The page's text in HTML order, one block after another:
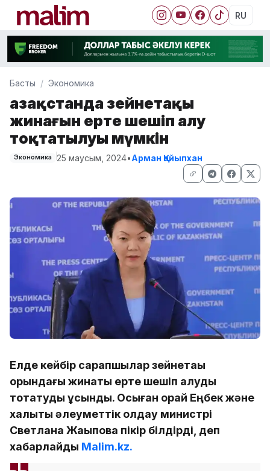
RU
Басты Экономика
Қазақстанда зейнетақы
жинағын ерте шешіп алу
тоқтатылуы мүмкін
Экономика 25 маусым, 2024•Арман Қайыпхан
Елде кейбір сарапшылар зейнетақы
қорындағы жинақты ерте шешіп алуды
тоқтатуды ұсынды. Осыған орай Еңбек және
халықты әлеуметтік қолдау министрі
Светлана Жақыпова пікір білдірді, деп
хабарлайды Malim.kz.